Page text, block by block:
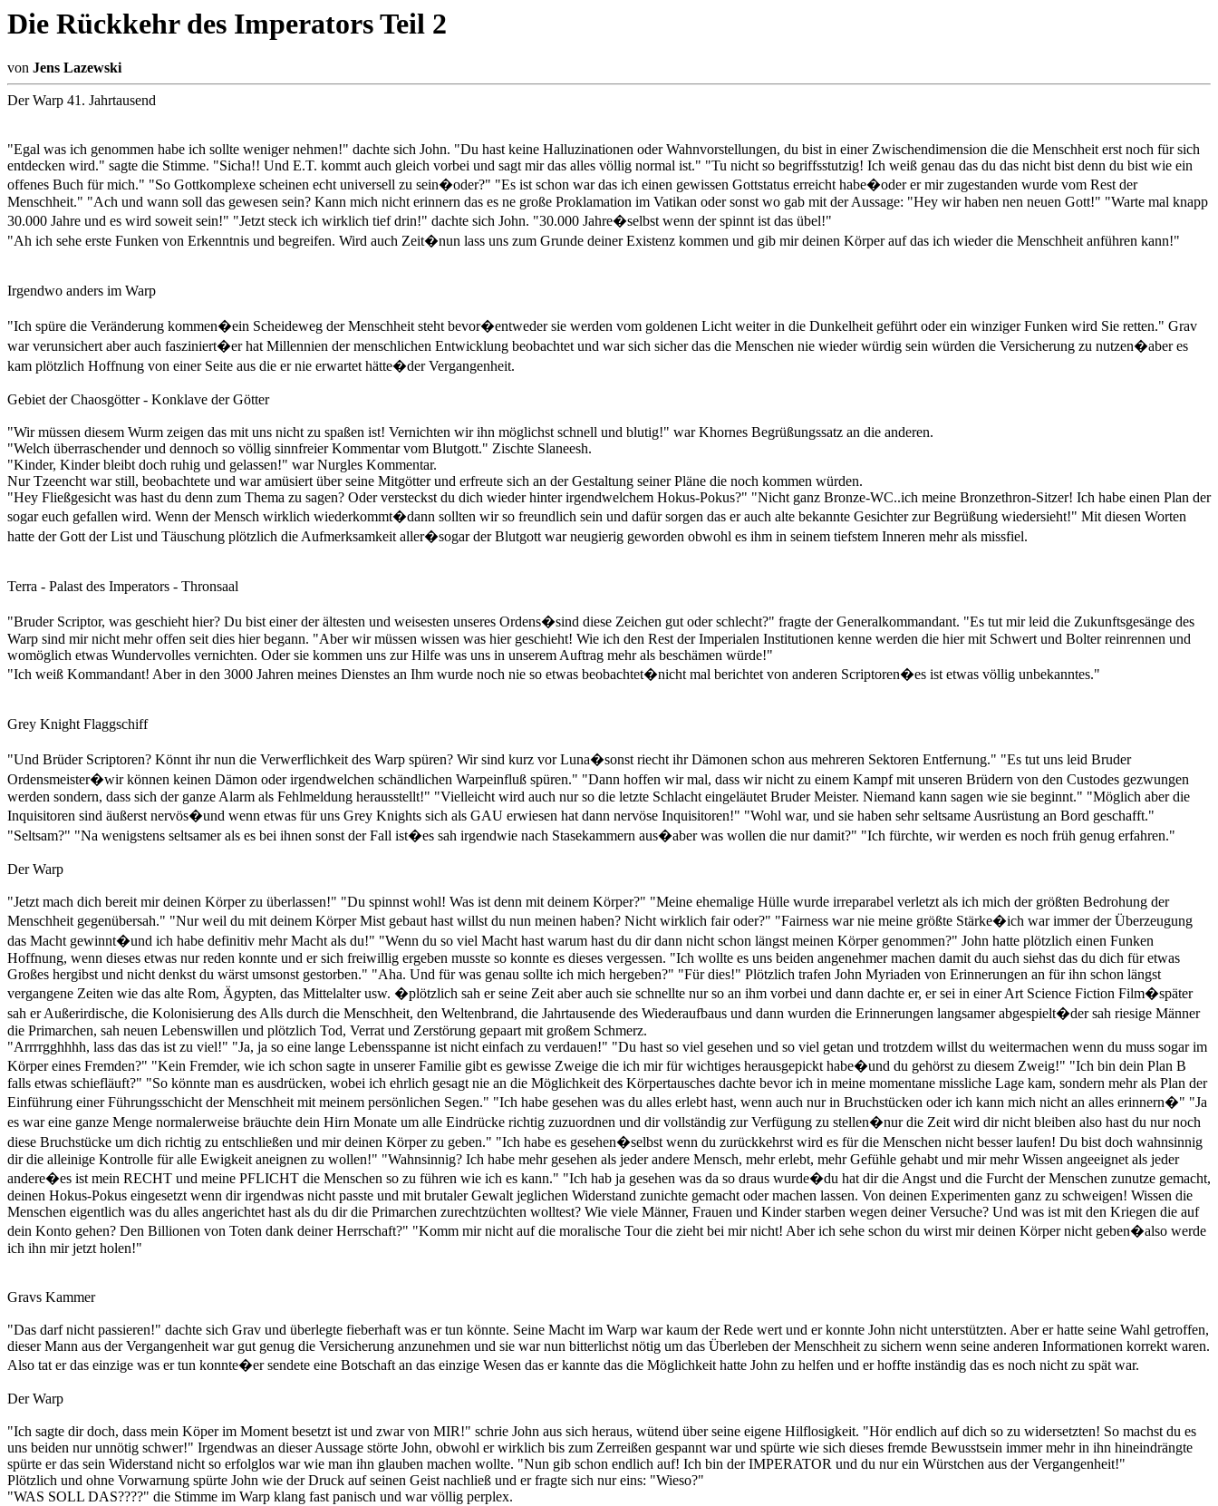
Die Rückkehr des Imperators Teil 2
von Jens Lazewski
Der Warp 41. Jahrtausend
"Egal was ich genommen habe ich sollte weniger nehmen!" dachte sich John. "Du hast keine Halluzinationen oder Wahnvorstellungen, du bist in einer Zwischendimension die die Menschheit erst noch für sich
entdecken wird." sagte die Stimme. "Sicha!! Und E.T. kommt auch gleich vorbei und sagt mir das alles völlig normal ist." "Tu nicht so begriffsstutzig! Ich weiß genau das du das nicht bist denn du bist wie ein
offenes Buch für mich." "So Gottkomplexe scheinen echt universell zu sein�oder?" "Es ist schon war das ich einen gewissen Gottstatus erreicht habe�oder er mir zugestanden wurde vom Rest der
Menschheit." "Ach und wann soll das gewesen sein? Kann mich nicht erinnern das es ne große Proklamation im Vatikan oder sonst wo gab mit der Aussage: "Hey wir haben nen neuen Gott!" "Warte mal knapp
30.000 Jahre und es wird soweit sein!" "Jetzt steck ich wirklich tief drin!" dachte sich John. "30.000 Jahre�selbst wenn der spinnt ist das übel!"
"Ah ich sehe erste Funken von Erkenntnis und begreifen. Wird auch Zeit�nun lass uns zum Grunde deiner Existenz kommen und gib mir deinen Körper auf das ich wieder die Menschheit anführen kann!"
Irgendwo anders im Warp
"Ich spüre die Veränderung kommen�ein Scheideweg der Menschheit steht bevor�entweder sie werden vom goldenen Licht weiter in die Dunkelheit geführt oder ein winziger Funken wird Sie retten." Grav
war verunsichert aber auch fasziniert�er hat Millennien der menschlichen Entwicklung beobachtet und war sich sicher das die Menschen nie wieder würdig sein würden die Versicherung zu nutzen�aber es
kam plötzlich Hoffnung von einer Seite aus die er nie erwartet hätte�der Vergangenheit.
Gebiet der Chaosgötter - Konklave der Götter
"Wir müssen diesem Wurm zeigen das mit uns nicht zu spaßen ist! Vernichten wir ihn möglichst schnell und blutig!" war Khornes Begrüßungssatz an die anderen.
"Welch überraschender und dennoch so völlig sinnfreier Kommentar vom Blutgott." Zischte Slaneesh.
"Kinder, Kinder bleibt doch ruhig und gelassen!" war Nurgles Kommentar.
Nur Tzeencht war still, beobachtete und war amüsiert über seine Mitgötter und erfreute sich an der Gestaltung seiner Pläne die noch kommen würden.
"Hey Fließgesicht was hast du denn zum Thema zu sagen? Oder versteckst du dich wieder hinter irgendwelchem Hokus-Pokus?" "Nicht ganz Bronze-WC..ich meine Bronzethron-Sitzer! Ich habe einen Plan der
sogar euch gefallen wird. Wenn der Mensch wirklich wiederkommt�dann sollten wir so freundlich sein und dafür sorgen das er auch alte bekannte Gesichter zur Begrüßung wiedersieht!" Mit diesen Worten
hatte der Gott der List und Täuschung plötzlich die Aufmerksamkeit aller�sogar der Blutgott war neugierig geworden obwohl es ihm in seinem tiefstem Inneren mehr als missfiel.
Terra - Palast des Imperators - Thronsaal
"Bruder Scriptor, was geschieht hier? Du bist einer der ältesten und weisesten unseres Ordens�sind diese Zeichen gut oder schlecht?" fragte der Generalkommandant. "Es tut mir leid die Zukunftsgesänge des
Warp sind mir nicht mehr offen seit dies hier begann. "Aber wir müssen wissen was hier geschieht! Wie ich den Rest der Imperialen Institutionen kenne werden die hier mit Schwert und Bolter reinrennen und
womöglich etwas Wundervolles vernichten. Oder sie kommen uns zur Hilfe was uns in unserem Auftrag mehr als beschämen würde!"
"Ich weiß Kommandant! Aber in den 3000 Jahren meines Dienstes an Ihm wurde noch nie so etwas beobachtet�nicht mal berichtet von anderen Scriptoren�es ist etwas völlig unbekanntes."
Grey Knight Flaggschiff
"Und Brüder Scriptoren? Könnt ihr nun die Verwerflichkeit des Warp spüren? Wir sind kurz vor Luna�sonst riecht ihr Dämonen schon aus mehreren Sektoren Entfernung." "Es tut uns leid Bruder
Ordensmeister�wir können keinen Dämon oder irgendwelchen schändlichen Warpeinfluß spüren." "Dann hoffen wir mal, dass wir nicht zu einem Kampf mit unseren Brüdern von den Custodes gezwungen
werden sondern, dass sich der ganze Alarm als Fehlmeldung herausstellt!" "Vielleicht wird auch nur so die letzte Schlacht eingeläutet Bruder Meister. Niemand kann sagen wie sie beginnt." "Möglich aber die
Inquisitoren sind äußerst nervös�und wenn etwas für uns Grey Knights sich als GAU erwiesen hat dann nervöse Inquisitoren!" "Wohl war, und sie haben sehr seltsame Ausrüstung an Bord geschafft."
"Seltsam?" "Na wenigstens seltsamer als es bei ihnen sonst der Fall ist�es sah irgendwie nach Stasekammern aus�aber was wollen die nur damit?" "Ich fürchte, wir werden es noch früh genug erfahren."
Der Warp
"Jetzt mach dich bereit mir deinen Körper zu überlassen!" "Du spinnst wohl! Was ist denn mit deinem Körper?" "Meine ehemalige Hülle wurde irreparabel verletzt als ich mich der größten Bedrohung der
Menschheit gegenübersah." "Nur weil du mit deinem Körper Mist gebaut hast willst du nun meinen haben? Nicht wirklich fair oder?" "Fairness war nie meine größte Stärke�ich war immer der Überzeugung
das Macht gewinnt�und ich habe definitiv mehr Macht als du!" "Wenn du so viel Macht hast warum hast du dir dann nicht schon längst meinen Körper genommen?" John hatte plötzlich einen Funken
Hoffnung, wenn dieses etwas nur reden konnte und er sich freiwillig ergeben musste so konnte es dieses vergessen. "Ich wollte es uns beiden angenehmer machen damit du auch siehst das du dich für etwas
Großes hergibst und nicht denkst du wärst umsonst gestorben." "Aha. Und für was genau sollte ich mich hergeben?" "Für dies!" Plötzlich trafen John Myriaden von Erinnerungen an für ihn schon längst
vergangene Zeiten wie das alte Rom, Ägypten, das Mittelalter usw. �plötzlich sah er seine Zeit aber auch sie schnellte nur so an ihm vorbei und dann dachte er, er sei in einer Art Science Fiction Film�später
sah er Außerirdische, die Kolonisierung des Alls durch die Menschheit, den Weltenbrand, die Jahrtausende des Wiederaufbaus und dann wurden die Erinnerungen langsamer abgespielt�der sah riesige Männer
die Primarchen, sah neuen Lebenswillen und plötzlich Tod, Verrat und Zerstörung gepaart mit großem Schmerz.
"Arrrrgghhhh, lass das das ist zu viel!" "Ja, ja so eine lange Lebensspanne ist nicht einfach zu verdauen!" "Du hast so viel gesehen und so viel getan und trotzdem willst du weitermachen wenn du muss sogar im
Körper eines Fremden?" "Kein Fremder, wie ich schon sagte in unserer Familie gibt es gewisse Zweige die ich mir für wichtiges herausgepickt habe�und du gehörst zu diesem Zweig!" "Ich bin dein Plan B
falls etwas schiefläuft?" "So könnte man es ausdrücken, wobei ich ehrlich gesagt nie an die Möglichkeit des Körpertausches dachte bevor ich in meine momentane missliche Lage kam, sondern mehr als Plan der
Einführung einer Führungsschicht der Menschheit mit meinem persönlichen Segen." "Ich habe gesehen was du alles erlebt hast, wenn auch nur in Bruchstücken oder ich kann mich nicht an alles erinnern�" "Ja
es war eine ganze Menge normalerweise bräuchte dein Hirn Monate um alle Eindrücke richtig zuzuordnen und dir vollständig zur Verfügung zu stellen�nur die Zeit wird dir nicht bleiben also hast du nur noch
diese Bruchstücke um dich richtig zu entschließen und mir deinen Körper zu geben." "Ich habe es gesehen�selbst wenn du zurückkehrst wird es für die Menschen nicht besser laufen! Du bist doch wahnsinnig
dir die alleinige Kontrolle für alle Ewigkeit aneignen zu wollen!" "Wahnsinnig? Ich habe mehr gesehen als jeder andere Mensch, mehr erlebt, mehr Gefühle gehabt und mir mehr Wissen angeeignet als jeder
andere�es ist mein RECHT und meine PFLICHT die Menschen so zu führen wie ich es kann." "Ich hab ja gesehen was da so draus wurde�du hat dir die Angst und die Furcht der Menschen zunutze gemacht,
deinen Hokus-Pokus eingesetzt wenn dir irgendwas nicht passte und mit brutaler Gewalt jeglichen Widerstand zunichte gemacht oder machen lassen. Von deinen Experimenten ganz zu schweigen! Wissen die
Menschen eigentlich was du alles angerichtet hast als du dir die Primarchen zurechtzüchten wolltest? Wie viele Männer, Frauen und Kinder starben wegen deiner Versuche? Und was ist mit den Kriegen die auf
dein Konto gehen? Den Billionen von Toten dank deiner Herrschaft?" "Komm mir nicht auf die moralische Tour die zieht bei mir nicht! Aber ich sehe schon du wirst mir deinen Körper nicht geben�also werde
ich ihn mir jetzt holen!"
Gravs Kammer
"Das darf nicht passieren!" dachte sich Grav und überlegte fieberhaft was er tun könnte. Seine Macht im Warp war kaum der Rede wert und er konnte John nicht unterstützten. Aber er hatte seine Wahl getroffen,
dieser Mann aus der Vergangenheit war gut genug die Versicherung anzunehmen und sie war nun bitterlichst nötig um das Überleben der Menschheit zu sichern wenn seine anderen Informationen korrekt waren.
Also tat er das einzige was er tun konnte�er sendete eine Botschaft an das einzige Wesen das er kannte das die Möglichkeit hatte John zu helfen und er hoffte inständig das es noch nicht zu spät war.
Der Warp
"Ich sagte dir doch, dass mein Köper im Moment besetzt ist und zwar von MIR!" schrie John aus sich heraus, wütend über seine eigene Hilflosigkeit. "Hör endlich auf dich so zu widersetzten! So machst du es
uns beiden nur unnötig schwer!" Irgendwas an dieser Aussage störte John, obwohl er wirklich bis zum Zerreißen gespannt war und spürte wie sich dieses fremde Bewusstsein immer mehr in ihn hineindrängte
spürte er das sein Widerstand nicht so erfolglos war wie man ihn glauben machen wollte. "Nun gib schon endlich auf! Ich bin der IMPERATOR und du nur ein Würstchen aus der Vergangenheit!"
Plötzlich und ohne Vorwarnung spürte John wie der Druck auf seinen Geist nachließ und er fragte sich nur eins: "Wieso?"
"WAS SOLL DAS????" die Stimme im Warp klang fast panisch und war völlig perplex.